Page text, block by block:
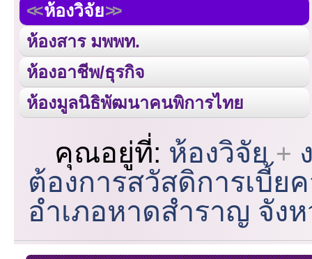
ห้องวิจัย
ห้องสาร มพพท.
ห้องอาชีพ/ธุรกิจ
ห้องมูลนิธิพัฒนาคนพิการไทย
คุณอยู่ที่: ห้องวิจัย
ต้องการสวัสดิการเบี้ย
อำเภอหาดสำราญ จัง